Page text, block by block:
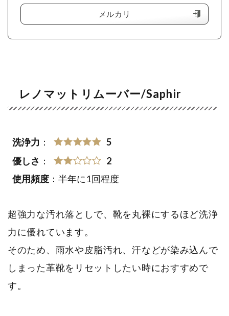
メルカリ
レノマットリムーバー/Saphir
洗浄力 ：
5
優しさ ：
2
使用頻度 ：半年に1回程度
超強力な汚れ落としで、靴を丸裸にするほど洗浄
力に優れています。
そのため、雨水や皮脂汚れ、汗などが染み込んで
しまった革靴をリセットしたい時におすすめで
す。